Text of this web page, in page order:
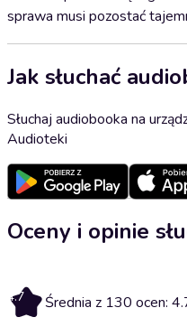
sprawa musi pozostać
Jak słuchać
Słuchaj audiobooka na
Audioteki
Oceny i opinie
4.7 Średnia z 130 ocen: